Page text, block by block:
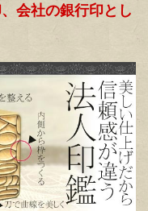
会社の銀行印とし